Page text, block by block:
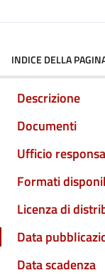
INDICE DELLA
Descrizione
Documenti
Ufficio
Formati
Licenza di
Data
Data scadenza